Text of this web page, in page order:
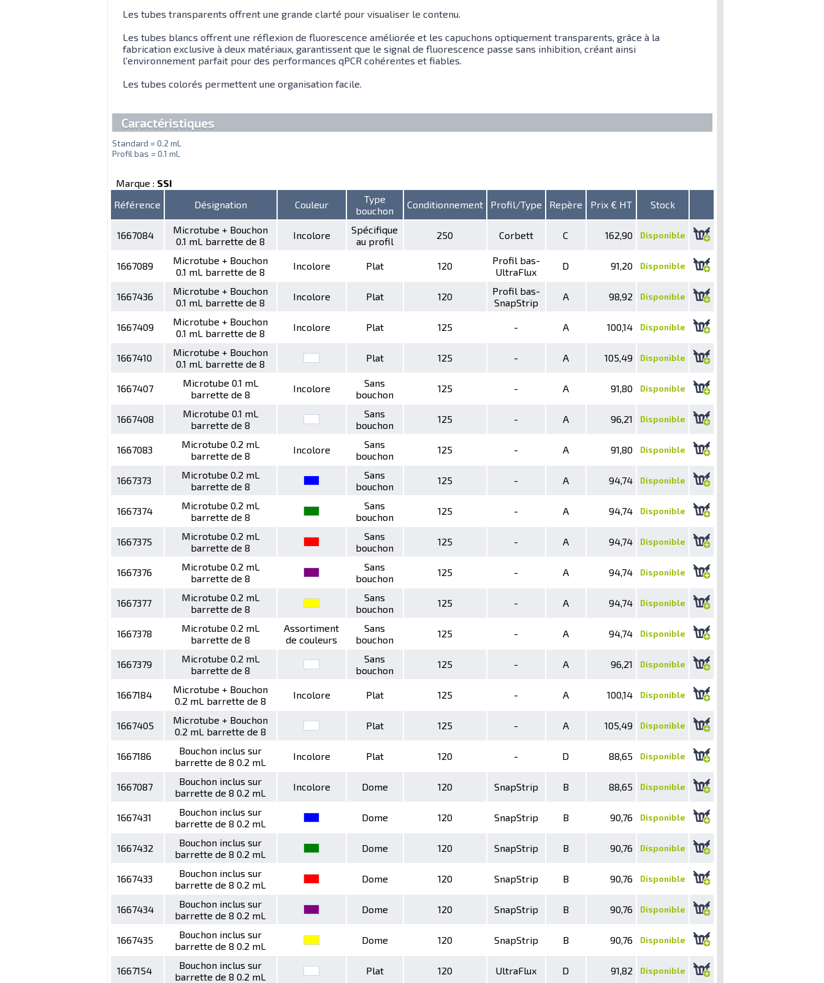
Les tubes transparents offrent une grande clarté pour visualiser le contenu.
Les tubes blancs offrent une réflexion de fluorescence améliorée et les capuchons optiquement transparents, grâce à la
fabrication exclusive à deux matériaux, garantissent que le signal de fluorescence passe sans inhibition, créant ainsi
l'environnement parfait pour des performances qPCR cohérentes et fiables.
Les tubes colorés permettent une organisation facile.
Caractéristiques
Standard = 0.2 mL
Profil bas = 0.1 mL
Marque : SSI
Référence
Désignation Couleur
Type
bouchon
Conditionnement Profil/Type Repère Prix € HT Stock
1667084
Microtube + Bouchon
0.1 mL barrette de 8
Incolore
Spécifique
au profil
250 Corbett C 162,90 Disponible
1667089
Microtube + Bouchon
0.1 mL barrette de 8
Incolore Plat 120
Profil bas-
UltraFlux
D 91,20 Disponible
1667436
Microtube + Bouchon
0.1 mL barrette de 8
Incolore Plat 120
Profil bas-
SnapStrip
A 98,92 Disponible
1667409
Microtube + Bouchon
0.1 mL barrette de 8
Incolore Plat 125 - A 100,14 Disponible
1667410
Microtube + Bouchon
0.1 mL barrette de 8
Plat 125 - A 105,49 Disponible
1667407
Microtube 0.1 mL
barrette de 8
Incolore
Sans
bouchon
125 - A 91,80 Disponible
1667408
Microtube 0.1 mL
barrette de 8
Sans
bouchon
125 - A 96,21 Disponible
1667083
Microtube 0.2 mL
barrette de 8
Incolore
Sans
bouchon
125 - A 91,80 Disponible
1667373
Microtube 0.2 mL
barrette de 8
Sans
bouchon
125 - A 94,74 Disponible
1667374
Microtube 0.2 mL
barrette de 8
Sans
bouchon
125 - A 94,74 Disponible
1667375
Microtube 0.2 mL
barrette de 8
Sans
bouchon
125 - A 94,74 Disponible
1667376
Microtube 0.2 mL
barrette de 8
Sans
bouchon
125 - A 94,74 Disponible
1667377
Microtube 0.2 mL
barrette de 8
Sans
bouchon
125 - A 94,74 Disponible
1667378
Microtube 0.2 mL
barrette de 8
Assortiment
de couleurs
Sans
bouchon
125 - A 94,74 Disponible
1667379
Microtube 0.2 mL
barrette de 8
Sans
bouchon
125 - A 96,21 Disponible
1667184
Microtube + Bouchon
0.2 mL barrette de 8
Incolore Plat 125 - A 100,14 Disponible
1667405
Microtube + Bouchon
0.2 mL barrette de 8
Plat 125 - A 105,49 Disponible
1667186
Bouchon inclus sur
barrette de 8 0.2 mL
Incolore Plat 120 - D 88,65 Disponible
1667087
Bouchon inclus sur
barrette de 8 0.2 mL
Incolore Dome 120 SnapStrip B 88,65 Disponible
1667431
Bouchon inclus sur
barrette de 8 0.2 mL
Dome 120 SnapStrip B 90,76 Disponible
1667432
Bouchon inclus sur
barrette de 8 0.2 mL
Dome 120 SnapStrip B 90,76 Disponible
1667433
Bouchon inclus sur
barrette de 8 0.2 mL
Dome 120 SnapStrip B 90,76 Disponible
1667434
Bouchon inclus sur
barrette de 8 0.2 mL
Dome 120 SnapStrip B 90,76 Disponible
1667435
Bouchon inclus sur
barrette de 8 0.2 mL
Dome 120 SnapStrip B 90,76 Disponible
1667154
Bouchon inclus sur
barrette de 8 0.2 mL
Plat 120 UltraFlux D 91,82 Disponible